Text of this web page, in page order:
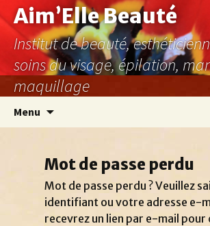
Aller
au
contenu
Aim’Elle Beauté
Institut de beauté,
soins du visage, épilation,
maquillage
Menu
Mot de passe perdu
Mot de passe perdu ? Veuillez
identifiant ou votre adresse e-
recevrez un lien par e-mail pour